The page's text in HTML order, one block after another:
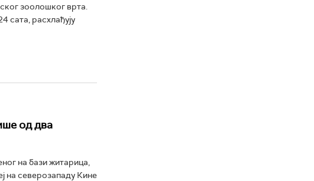
зоолошког врта.
сата, расхлађују
од два
на бази житарица,
на северозападу Кине